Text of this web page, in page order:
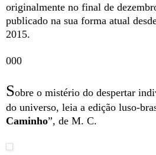
originalmente no final de
publicado na sua forma atual
2015.
000
Sobre o mistério do despertar
do universo, leia a edição luso-
Caminho”, de M. C.